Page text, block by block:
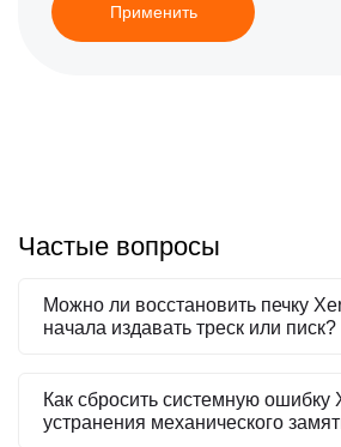
Применить
Частые вопросы
Можно ли восстановить печку
начала издавать треск или писк?
Как сбросить системную ошибку
устранения механического